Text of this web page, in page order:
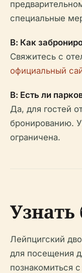
специальные
В: Как
Свяжитесь с
официальный
В: Есть ли
Да, для гостей
бронированию.
ограничена.
Лейпцигский
для посещения
познакомиться